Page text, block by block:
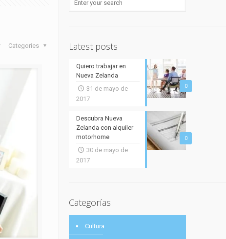
Categories Latest posts
0
Quiero trabajar en
Nueva Zelanda
31 de mayo de
2017
0
Descubra Nueva
Zelanda con alquiler
motorhome
30 de mayo de
2017
Categorías
Cultura